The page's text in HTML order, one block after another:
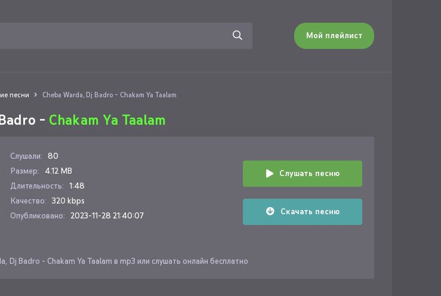
Мой плейлист
песни Cheba Warda, Dj Badro - Chakam Ya Taalam
- Chakam Ya Taalam
Слушали: 80
Размер:
4.12 MB
Длительность: 1:48
Качество: 320 kbps
Опубликовано: 2023-11-28 21:40:07
Слушать песню
Скачать песню
Dj Badro - Chakam Ya Taalam в mp3 или слушать онлайн бесплатно